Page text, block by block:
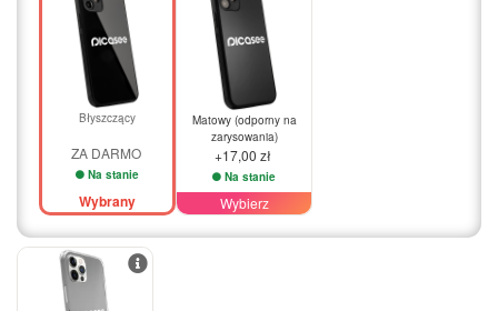
Błyszczący
ZA DARMO
Na stanie
Wybrany
Matowy (odporny na
zarysowania)
+17,00 zł
Na stanie
Wybierz